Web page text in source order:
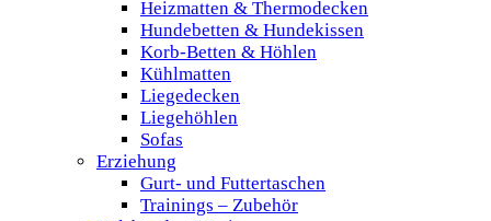
Heizmatten & Thermodecken
Hundebetten & Hundekissen
Korb-Betten & Höhlen
Kühlmatten
Liegedecken
Liegehöhlen
Sofas
Erziehung
Gurt- und Futtertaschen
Trainings – Zubehör